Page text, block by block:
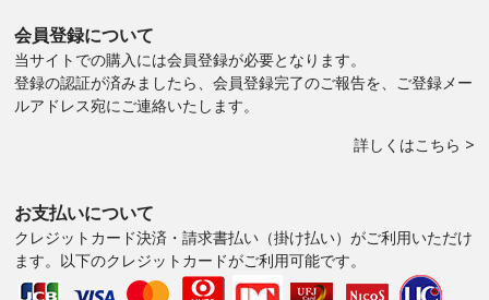
会員登録について
当サイトでの購入には会員登録が必要となります。
登録の認証が済みましたら、会員登録完了のご報告を、ご登録メー
ルアドレス宛にご連絡いたします。
詳しくはこちら >
お支払いについて
クレジットカード決済・請求書払い（掛け払い）がご利用いただけ
ます。以下のクレジットカードがご利用可能です。